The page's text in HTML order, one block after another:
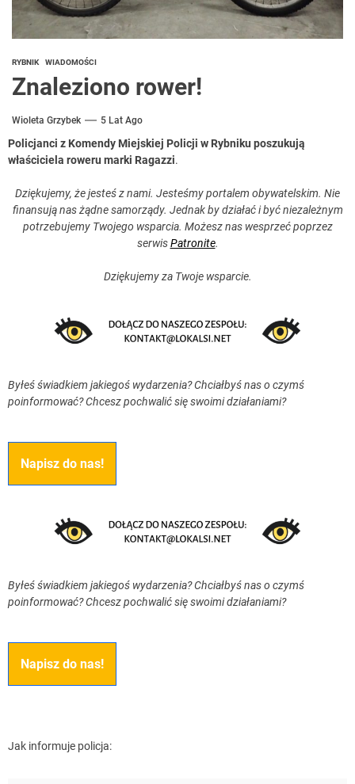
RYBNIK WIADOMOŚCI
Znaleziono rower!
Wioleta Grzybek 5 Lat Ago
Policjanci z Komendy Miejskiej Policji w Rybniku poszukują
właściciela roweru marki Ragazzi.
Dziękujemy, że jesteś z nami. Jesteśmy portalem obywatelskim. Nie
finansują nas żądne samorządy. Jednak by działać i być niezależnym
potrzebujemy Twojego wsparcia. Możesz nas wesprzeć poprzez
serwisPatronite.
Dziękujemy za Twoje wsparcie.
Byłeś świadkiem jakiegoś wydarzenia? Chciałbyś nas o czymś
poinformować? Chcesz pochwalić się swoimi działaniami?
Napisz do nas!
Byłeś świadkiem jakiegoś wydarzenia? Chciałbyś nas o czymś
poinformować? Chcesz pochwalić się swoimi działaniami?
Napisz do nas!
Jak informuje policja: